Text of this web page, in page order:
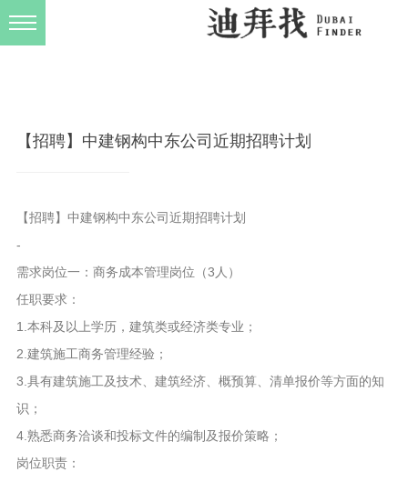
【招聘】中建钢构中东公司近期招聘计划
【招聘】中建钢构中东公司近期招聘计划
-
需求岗位一：商务成本管理岗位（3人）
任职要求：
1.本科及以上学历，建筑类或经济类专业；
2.建筑施工商务管理经验；
3.具有建筑施工及技术、建筑经济、概预算、清单报价等方面的知
识；
4.熟悉商务洽谈和投标文件的编制及报价策略；
岗位职责：